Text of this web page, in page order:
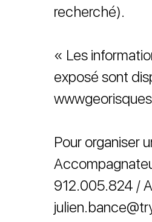
recherché).
« Les
exposé sont
Pour organiser
912.005.824 /